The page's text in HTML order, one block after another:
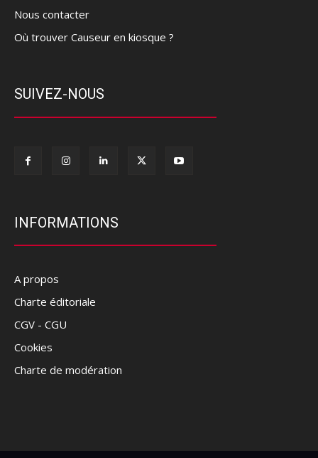
Nous contacter
Où trouver Causeur en kiosque ?
SUIVEZ-NOUS
INFORMATIONS
A propos
Charte éditoriale
CGV - CGU
Cookies
Charte de modération